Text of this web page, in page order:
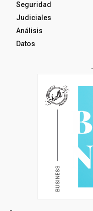
Seguridad
Judiciales
Análisis
Datos